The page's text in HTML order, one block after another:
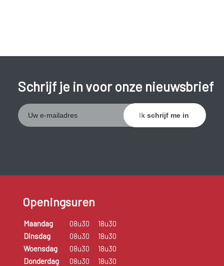
Schrijf je in voor onze nieuwsbrief
Openingsuren
Maandag 08u30
18u30
Dinsdag
08u30
18u30
Woensdag
08u30
18u30
Donderdag
08u30
18u30